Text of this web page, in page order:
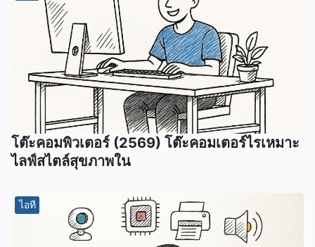
โต๊ะคอมพิวเตอร์ (2569) ️โต๊ะคอมเตอร์ไรเหมาะ
ไลฟ์สไตล์สุขภาพใน
ไอที